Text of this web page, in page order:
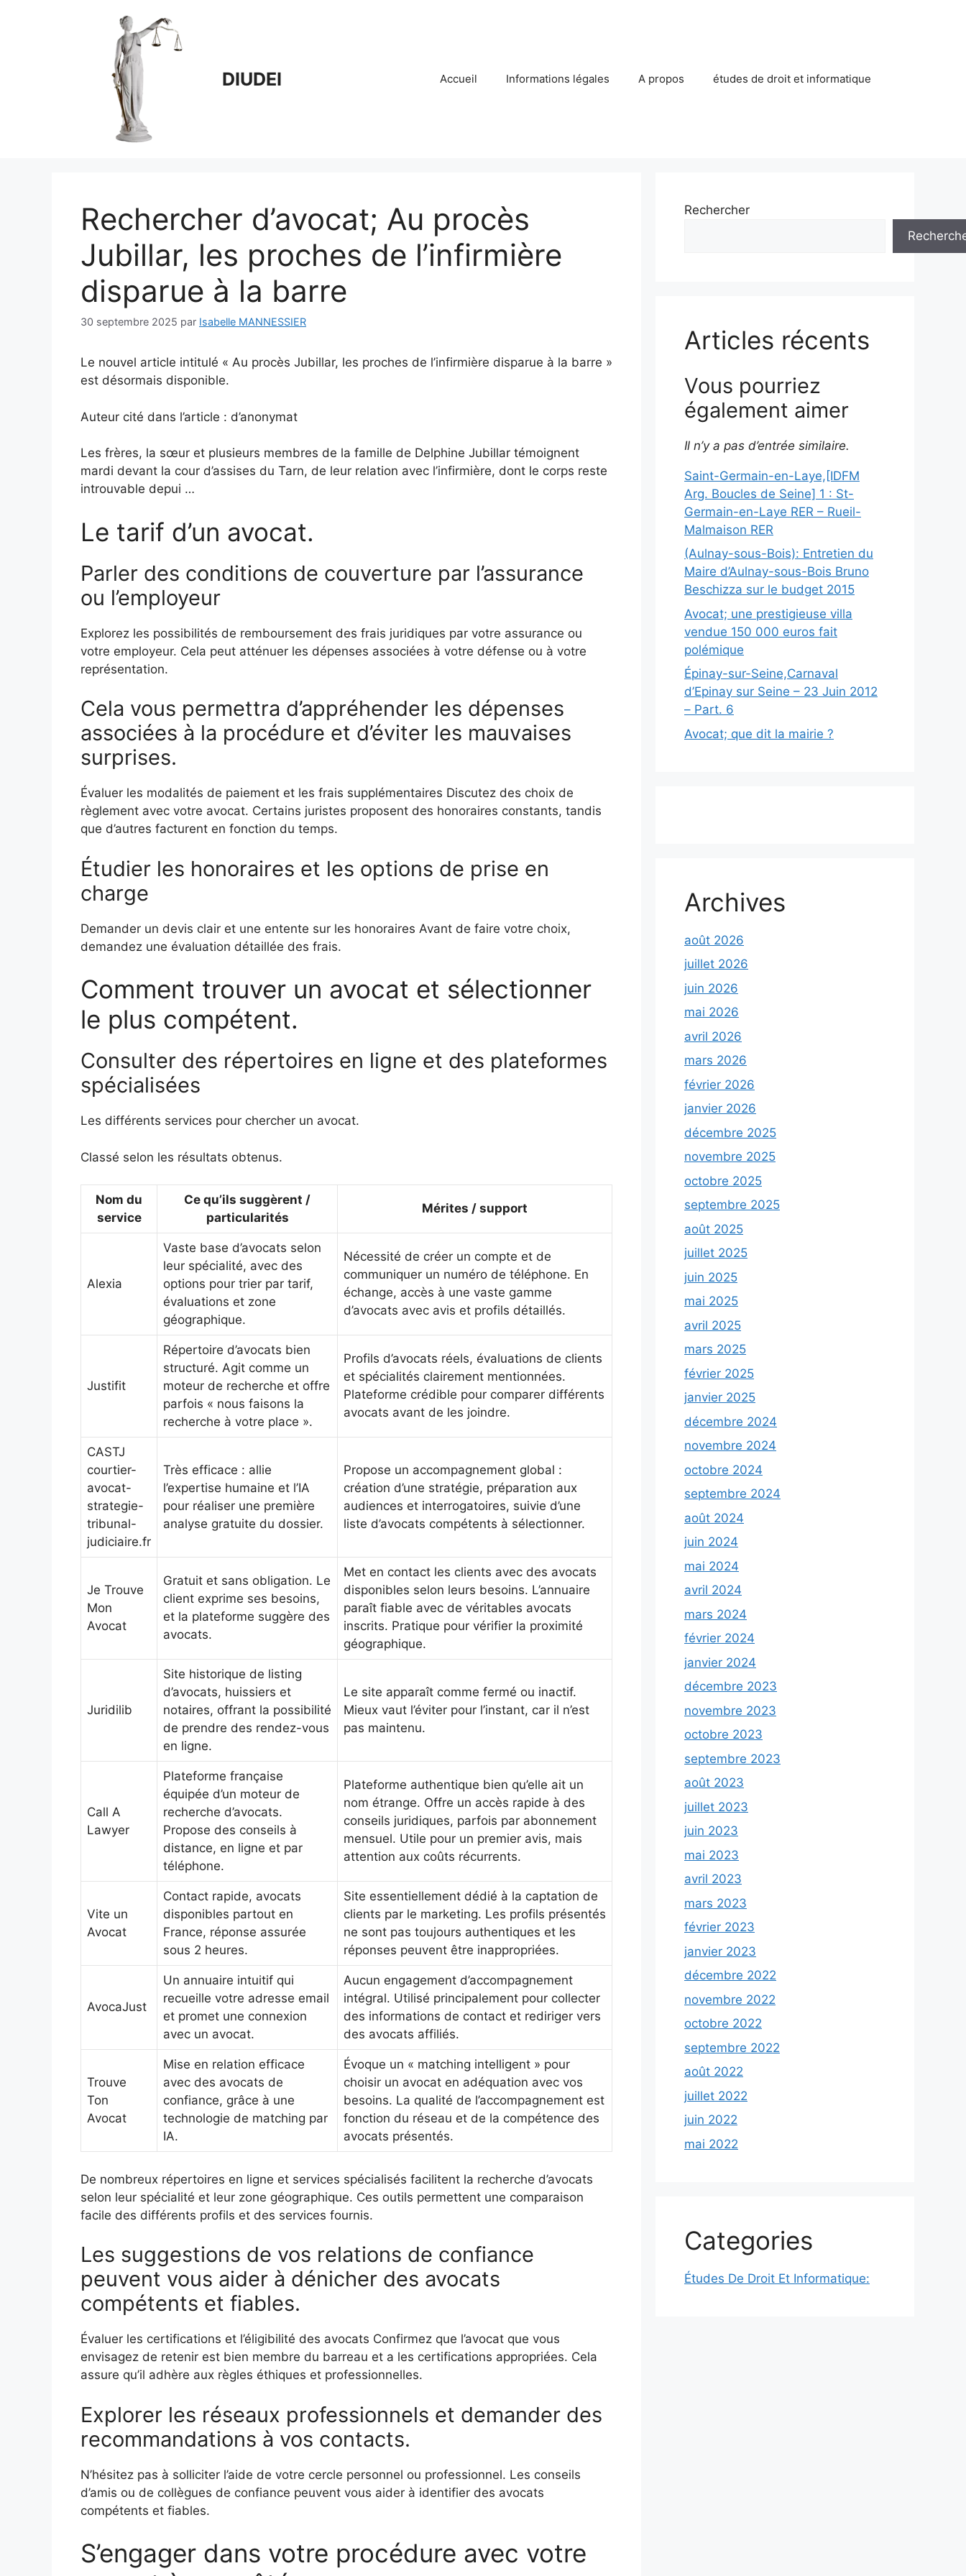
DIUDEI Accueil Informations légales A propos études de droit et informatique
Rechercher d’avocat; Au procès
Jubillar, les proches de l’infirmière
disparue à la barre
30 septembre 2025 par Isabelle MANNESSIER
Le nouvel article intitulé « Au procès Jubillar, les proches de l’infirmière disparue à la barre »
est désormais disponible.
Auteur cité dans l’article : d’anonymat
Les frères, la sœur et plusieurs membres de la famille de Delphine Jubillar témoignent
mardi devant la cour d’assises du Tarn, de leur relation avec l’infirmière, dont le corps reste
introuvable depui …
Le tarif d’un avocat.
Parler des conditions de couverture par l’assurance
ou l’employeur
Explorez les possibilités de remboursement des frais juridiques par votre assurance ou
votre employeur. Cela peut atténuer les dépenses associées à votre défense ou à votre
représentation.
Cela vous permettra d’appréhender les dépenses
associées à la procédure et d’éviter les mauvaises
surprises.
Évaluer les modalités de paiement et les frais supplémentaires Discutez des choix de
règlement avec votre avocat. Certains juristes proposent des honoraires constants, tandis
que d’autres facturent en fonction du temps.
Étudier les honoraires et les options de prise en
charge
Demander un devis clair et une entente sur les honoraires Avant de faire votre choix,
demandez une évaluation détaillée des frais.
Comment trouver un avocat et sélectionner
le plus compétent.
Consulter des répertoires en ligne et des plateformes
spécialisées
Les différents services pour chercher un avocat.
Classé selon les résultats obtenus.
Nom du
service
Ce qu’ils suggèrent /
particularités
Mérites / support
Alexia
Vaste base d’avocats selon
leur spécialité, avec des
options pour trier par tarif,
évaluations et zone
géographique.
Nécessité de créer un compte et de
communiquer un numéro de téléphone. En
échange, accès à une vaste gamme
d’avocats avec avis et profils détaillés.
Justifit
Répertoire d’avocats bien
structuré. Agit comme un
moteur de recherche et offre
parfois « nous faisons la
recherche à votre place ».
Profils d’avocats réels, évaluations de clients
et spécialités clairement mentionnées.
Plateforme crédible pour comparer différents
avocats avant de les joindre.
CASTJ
courtier-
avocat-
strategie-
tribunal-
judiciaire.fr
Très efficace : allie
l’expertise humaine et l’IA
pour réaliser une première
analyse gratuite du dossier.
Propose un accompagnement global :
création d’une stratégie, préparation aux
audiences et interrogatoires, suivie d’une
liste d’avocats compétents à sélectionner.
Je Trouve
Mon
Avocat
Gratuit et sans obligation. Le
client exprime ses besoins,
et la plateforme suggère des
avocats.
Met en contact les clients avec des avocats
disponibles selon leurs besoins. L’annuaire
paraît fiable avec de véritables avocats
inscrits. Pratique pour vérifier la proximité
géographique.
Juridilib
Site historique de listing
d’avocats, huissiers et
notaires, offrant la possibilité
de prendre des rendez-vous
en ligne.
Le site apparaît comme fermé ou inactif.
Mieux vaut l’éviter pour l’instant, car il n’est
pas maintenu.
Call A
Lawyer
Plateforme française
équipée d’un moteur de
recherche d’avocats.
Propose des conseils à
distance, en ligne et par
téléphone.
Plateforme authentique bien qu’elle ait un
nom étrange. Offre un accès rapide à des
conseils juridiques, parfois par abonnement
mensuel. Utile pour un premier avis, mais
attention aux coûts récurrents.
Vite un
Avocat
Contact rapide, avocats
disponibles partout en
France, réponse assurée
sous 2 heures.
Site essentiellement dédié à la captation de
clients par le marketing. Les profils présentés
ne sont pas toujours authentiques et les
réponses peuvent être inappropriées.
AvocaJust
Un annuaire intuitif qui
recueille votre adresse email
et promet une connexion
avec un avocat.
Aucun engagement d’accompagnement
intégral. Utilisé principalement pour collecter
des informations de contact et rediriger vers
des avocats affiliés.
Trouve
Ton
Avocat
Mise en relation efficace
avec des avocats de
confiance, grâce à une
technologie de matching par
IA.
Évoque un « matching intelligent » pour
choisir un avocat en adéquation avec vos
besoins. La qualité de l’accompagnement est
fonction du réseau et de la compétence des
avocats présentés.
De nombreux répertoires en ligne et services spécialisés facilitent la recherche d’avocats
selon leur spécialité et leur zone géographique. Ces outils permettent une comparaison
facile des différents profils et des services fournis.
Les suggestions de vos relations de confiance
peuvent vous aider à dénicher des avocats
compétents et fiables.
Évaluer les certifications et l’éligibilité des avocats Confirmez que l’avocat que vous
envisagez de retenir est bien membre du barreau et a les certifications appropriées. Cela
assure qu’il adhère aux règles éthiques et professionnelles.
Explorer les réseaux professionnels et demander des
recommandations à vos contacts.
N’hésitez pas à solliciter l’aide de votre cercle personnel ou professionnel. Les conseils
d’amis ou de collègues de confiance peuvent vous aider à identifier des avocats
compétents et fiables.
S’engager dans votre procédure avec votre
Rechercher
Articles récents
Vous pourriez
également aimer
Il n’y a pas d’entrée similaire.
Saint-Germain-en-Laye,[IDFM
Arg. Boucles de Seine] 1 : St-
Germain-en-Laye RER – Rueil-
Malmaison RER
(Aulnay-sous-Bois): Entretien du
Maire d’Aulnay-sous-Bois Bruno
Beschizza sur le budget 2015
Avocat; une prestigieuse villa
vendue 150 000 euros fait
polémique
Épinay-sur-Seine,Carnaval
d’Epinay sur Seine – 23 Juin 2012
– Part. 6
Avocat; que dit la mairie ?
Archives
août 2026
juillet 2026
juin 2026
mai 2026
avril 2026
mars 2026
février 2026
janvier 2026
décembre 2025
novembre 2025
octobre 2025
septembre 2025
août 2025
juillet 2025
juin 2025
mai 2025
avril 2025
mars 2025
février 2025
janvier 2025
décembre 2024
novembre 2024
octobre 2024
septembre 2024
août 2024
juin 2024
mai 2024
avril 2024
mars 2024
février 2024
janvier 2024
décembre 2023
novembre 2023
octobre 2023
septembre 2023
août 2023
juillet 2023
juin 2023
mai 2023
avril 2023
mars 2023
février 2023
janvier 2023
décembre 2022
novembre 2022
octobre 2022
septembre 2022
août 2022
juillet 2022
juin 2022
mai 2022
Categories
Études De Droit Et Informatique: